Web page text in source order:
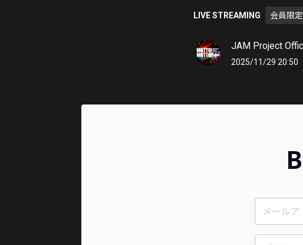
LIVE STREAMING 会員限
JAM Project
2025/11/29 20:50